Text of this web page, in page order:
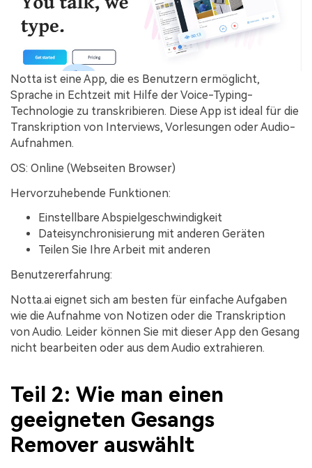
Notta ist eine App, die es Benutzern ermöglicht,
Sprache in Echtzeit mit Hilfe der Voice-Typing-
Technologie zu transkribieren. Diese App ist ideal für die
Transkription von Interviews, Vorlesungen oder Audio-
Aufnahmen.
OS: Online (Webseiten Browser)
Hervorzuhebende Funktionen:
Einstellbare Abspielgeschwindigkeit
Dateisynchronisierung mit anderen Geräten
Teilen Sie Ihre Arbeit mit anderen
Benutzererfahrung:
Notta.ai eignet sich am besten für einfache Aufgaben
wie die Aufnahme von Notizen oder die Transkription
von Audio. Leider können Sie mit dieser App den Gesang
nicht bearbeiten oder aus dem Audio extrahieren.
Teil 2: Wie man einen
geeigneten Gesangs
Remover auswählt